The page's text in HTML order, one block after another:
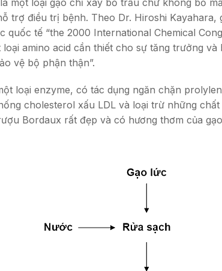
loại gạo chỉ xay bỏ trấu chứ không bỏ
trợ điều trị bệnh. Theo Dr. Hiroshi
tế “the 2000 International Chemical
amino acid cần thiết cho sự tăng trưởng
vệ bộ phận thận”.
loại enzyme, có tác dụng ngăn chặn
cholesterol xấu LDL và loại trừ những
Bordaux rất đẹp và có hương thơm của